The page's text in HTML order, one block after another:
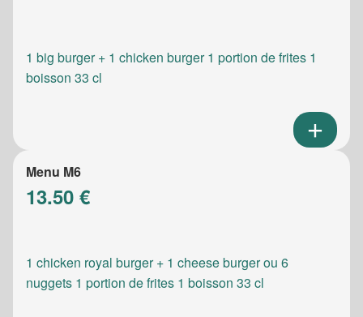
1 big burger + 1 chicken burger 1 portion de frites 1
boisson 33 cl
Menu M6
13.50 €
1 chicken royal burger + 1 cheese burger ou 6
nuggets 1 portion de frites 1 boisson 33 cl